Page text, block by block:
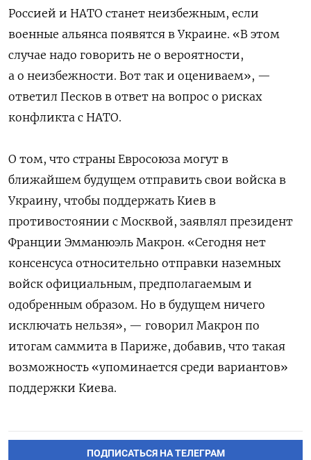
Россией и НАТО станет неизбежным, если
военные альянса появятся в Украине. «В этом
случае надо говорить не о вероятности,
а о неизбежности. Вот так и оцениваем», —
ответил Песков в ответ на вопрос о рисках
конфликта с НАТО.
О том, что страны Евросоюза могут в
ближайшем будущем отправить свои войска в
Украину, чтобы поддержать Киев в
противостоянии с Москвой, заявлял президент
Франции Эмманюэль Макрон. «Сегодня нет
консенсуса относительно отправки наземных
войск официальным, предполагаемым и
одобренным образом. Но в будущем ничего
исключать нельзя», — говорил Макрон по
итогам саммита в Париже, добавив, что такая
возможность «упоминается среди вариантов»
поддержки Киева.
ПОДПИСАТЬСЯ НА ТЕЛЕГРАМ